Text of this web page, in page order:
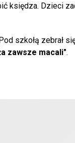
księdza. Dzieci
szkołą zebrał
zawsze macali".